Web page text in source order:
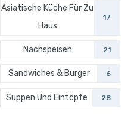
Asiatische Küche Für Zu
Haus
17
Nachspeisen 21
Sandwiches & Burger 6
Suppen Und Eintöpfe 28